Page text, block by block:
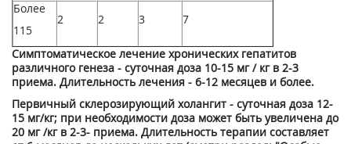
Более
115
2 2 3 7
Симптоматическое лечение хронических гепатитов
различного генеза - суточная доза 10-15 мг / кг в 2-3
приема. Длительность лечения - 6-12 месяцев и более.
Первичный склерозирующий холангит - суточная доза 12-
15 мг/кг; при необходимости доза может быть увеличена до
20 мг /кг в 2-3- приема. Длительность терапии составляет